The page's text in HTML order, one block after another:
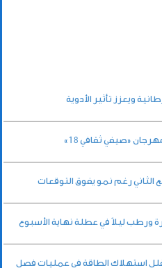
ويعزز تأثير الأدوية
«صيفي ثقافي 18»
الثاني رغم نمو يفوق التوقعات
ورطب ليلاً في عطلة نهاية الأسبوع
استهلاك الطاقة في عمليات فصل